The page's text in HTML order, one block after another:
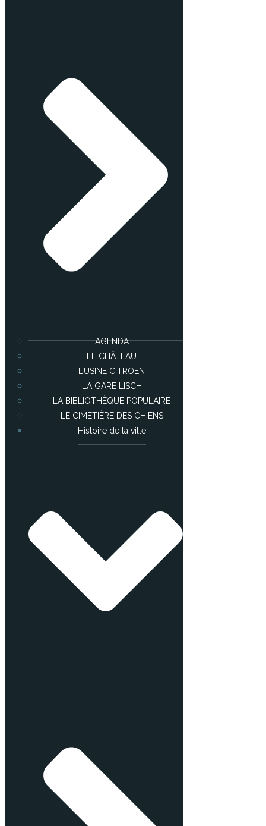
AGENDA
LE CHÂTEAU
L’USINE CITROËN
LA GARE LISCH
LA BIBLIOTHÈQUE POPULAIRE
LE CIMETIÈRE DES CHIENS
Histoire de la ville